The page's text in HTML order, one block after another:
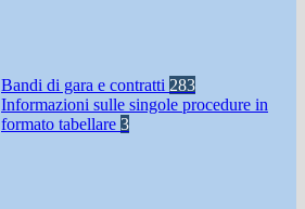
Bandi di gara e contratti 283
Informazioni sulle singole procedure in
formato tabellare 3